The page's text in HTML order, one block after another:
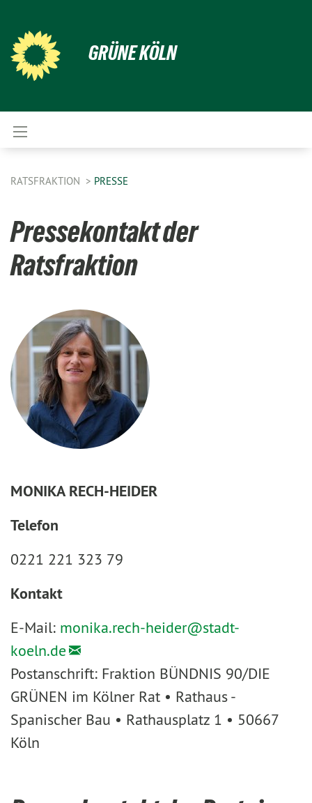
GRÜNE KÖLN
RATSFRAKTION PRESSE
Pressekontakt der
Ratsfraktion
MONIKA RECH-HEIDER
Telefon
0221 221 323 79
Kontakt
E-Mail: monika.rech-heider@stadt-
koeln.de
Postanschrift: Fraktion BÜNDNIS 90/DIE
GRÜNEN im Kölner Rat • Rathaus -
Spanischer Bau • Rathausplatz 1 • 50667
Köln